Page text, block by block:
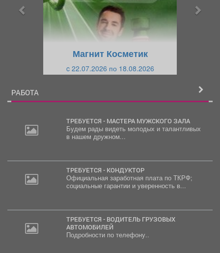
Магнит Косметик
c 22.07.2026 по 18.08.2026
РАБОТА
ТРЕБУЕТСЯ - МАСТЕРА МУЖСКОГО ЗАЛА
Будем рады видеть молодых и талантливых
в нашем дружном...
ТРЕБУЕТСЯ - КОНДУКТОР
Официальная заработная плата по ТКРФ;
социальные гарантии и уверенность в...
ТРЕБУЕТСЯ - ВОДИТЕЛЬ ГРУЗОВЫХ
АВТОМОБИЛЕЙ
Подробности по телефону..